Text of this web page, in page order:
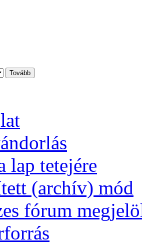
lap tetejére
(archív) mód
fórum